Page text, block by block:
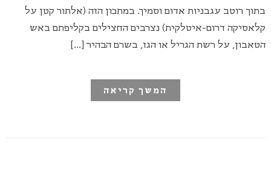
בתוך רוטב עגבניות אדום וסמיך. במתכון הזה (אלתור קטן על
קלאסיקה דרום-איטלקית) נצרבים החצילים בקליפתם באש
הטאבון, על רשת הגריל או הגז, בשרם הבהיר […]
המשך קריאה